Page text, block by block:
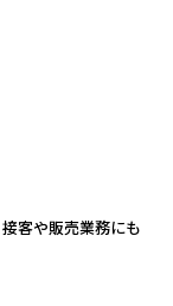
接客や販売業務にも